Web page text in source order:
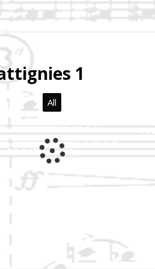
1
All